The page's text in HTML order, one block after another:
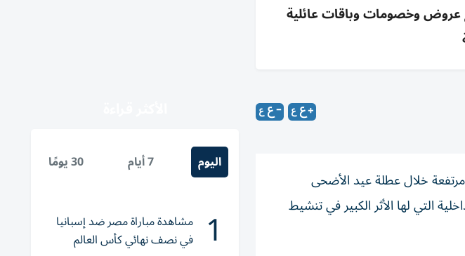
مع عروض وخصومات وباقات عائلية
خلال عطلة عيد الأضحى
من السياحة الداخلية التي لها الأثر الكبير في تنشيط
اليوم 7 أيام 30 يومًا
1 مشاهدة مباراة مصر ضد إسبانيا
في نصف نهائي كأس العالم